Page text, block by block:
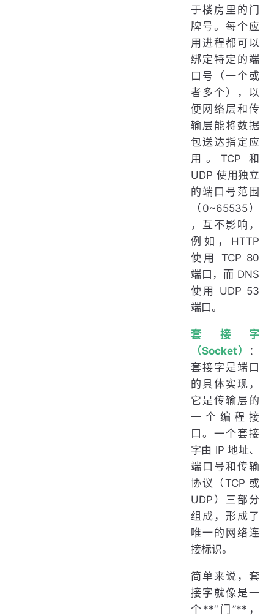
于楼房里的门
牌号。每个应
用进程都可以
绑定特定的端
口号（一个或
者多个），以
便网络层和传
输层能将数据
包送达指定应
用。TCP 和
UDP 使用独立
的端口号范围
（0~65535）
，互不影响，
例如，HTTP
使用 TCP 80
端口，而 DNS
使用 UDP 53
端口。
套接字
（Socket）
：
套接字是端口
的具体实现，
它是传输层的
一个编程接
口。一个套接
字由 IP 地址、
端口号和传输
协议（TCP 或
UDP）三部分
组成，形成了
唯一的网络连
接标识。
简单来说，套
接字就像是一
个**“门”**，